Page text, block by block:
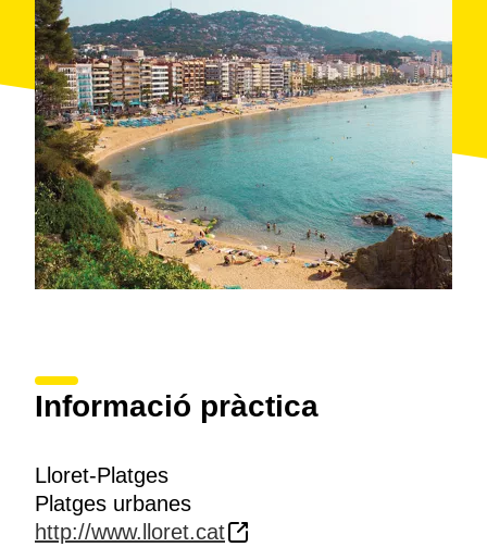
ronda
que arriben fins a lacala Simó i la platja de
Fenals.
El passeig de Mossèn Jacint Verdaguer, amb
nombroses palmeres, flanqueja la part central
d'aquesta platja. Aquesta agradable avinguda limita, a
llevant, amb les cases Garriga, i a ponent, amb la
Casa de la Vila. Totes dues són excel·lents exemples
de l'arquitectura indianai recorden el passat colonial
de la població. A les cases Garriga s'ubiquen,
actualment, l'oficina de turisme i l'interessantMuseu
del Mar, que mostra la relació d'aquesta vila amb el
mar a través de la història.
Informació pràctica
Lloret-Platges
Platges urbanes
http://www.lloret.cat